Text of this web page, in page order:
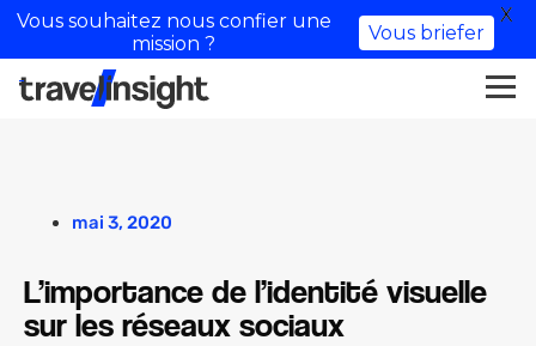
mai 3, 2020
L’importance de l’identité visuelle
sur les réseaux sociaux
Vous souhaitez nous confier une
mission ?
Vous briefer
X